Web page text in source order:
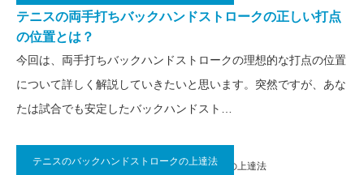
テニスの両手打ちバックハンドストロークの正しい打点
の位置とは？
今回は、両手打ちバックハンドストロークの理想的な打点の位置
について詳しく解説していきたいと思います。突然ですが、あな
たは試合でも安定したバックハンドスト…
テニスのバックハンドストロークの上達法
2019.02.5 テニスのバックハンドストロークの上達法